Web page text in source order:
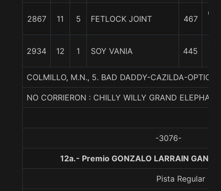
2867 11 5 FETLOCK JOINT 467
6
2934 12 1 SOY VANIA 445
7
COLMILLO, M.N., 5. BAD DADDY-CAZILDA-OPTIC
NO CORRIERON : CHILLY WILLY GRAND ELEPHANT
-3076-
12a.- Premio GONZALO LARRAIN
Pista Regular